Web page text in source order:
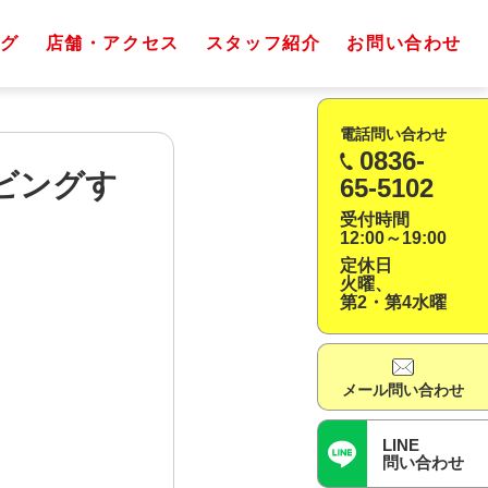
店舗・アクセス スタッフ紹介 お問い合わせ
ングす
電話問い合わせ
0836-
65-5102
受付時間
12:00～19:00
定休日
火曜、
第2・第4水曜
メール問い合わせ
LINE
問い合わせ